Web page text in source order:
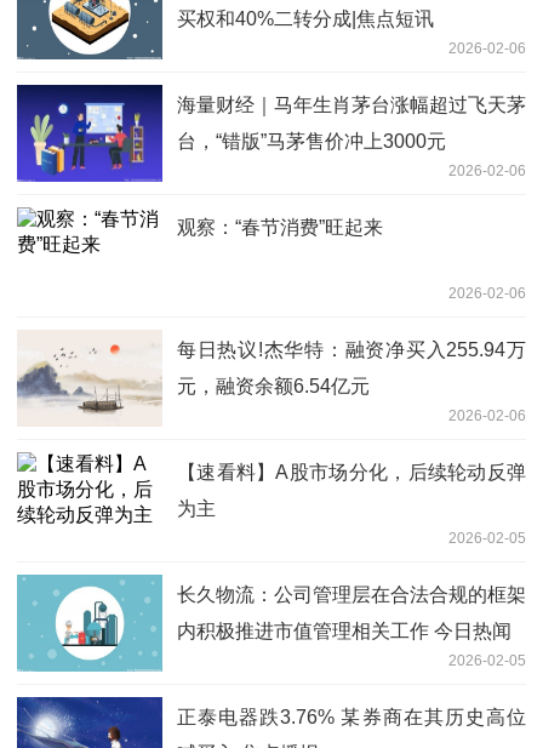
买权和40%二转分成|焦点短讯
2026-02-06
海量财经｜马年生肖茅台涨幅超过飞天茅
台，“错版”马茅售价冲上3000元
2026-02-06
观察：“春节消费”旺起来
2026-02-06
每日热议!杰华特：融资净买入255.94万
元，融资余额6.54亿元
2026-02-06
【速看料】A股市场分化，后续轮动反弹
为主
2026-02-05
长久物流：公司管理层在合法合规的框架
内积极推进市值管理相关工作 今日热闻
2026-02-05
正泰电器跌3.76% 某券商在其历史高位